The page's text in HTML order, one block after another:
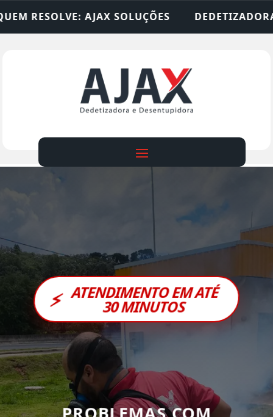
DEDETIZADORA • DESENTUPIDORA
⚡ ATENDIMENTO EM ATÉ
30 MINUTOS